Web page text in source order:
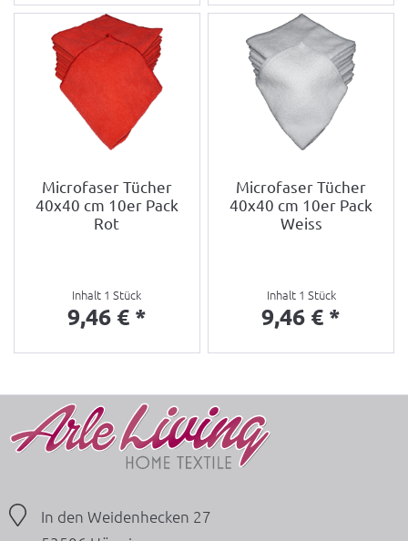
Microfaser Tücher
40x40 cm 10er Pack
Rot
Inhalt 1 Stück
9,46 € *
Microfaser Tücher
40x40 cm 10er Pack
Weiss
Inhalt 1 Stück
9,46 € *
In den Weidenhecken 27